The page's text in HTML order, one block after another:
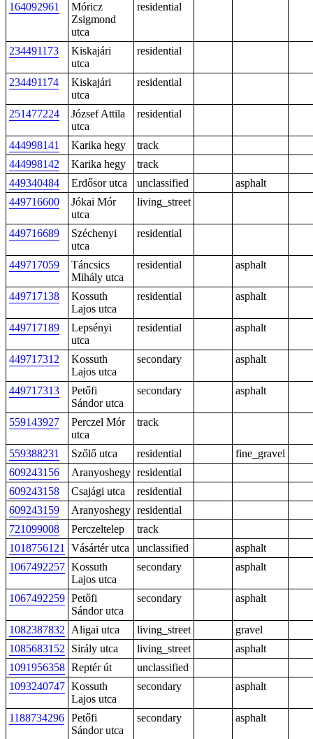
164092961
Móricz
Zsigmond
utca
residential
234491173
Kiskajári
utca
residential
234491174
Kiskajári
utca
residential
251477224
József Attila
utca
residential
444998141 Karika hegy
track
444998142
Karika hegy
track
449340484
Erdősor utca unclassified
asphalt
449716600
Jókai Mór
utca
living_street
449716689
Széchenyi
utca
residential
449717059
Táncsics
Mihály utca
residential asphalt
449717138
Kossuth
Lajos utca
residential asphalt
449717189
Lepsényi
utca
residential asphalt
449717312
Kossuth
Lajos utca
secondary asphalt
449717313
Petőfi
Sándor utca
secondary asphalt
559143927
Perczel Mór
utca
track
559388231 Szőlő utca residential
fine_gravel
609243156
Aranyoshegy residential
609243158
Csajági utca
residential
609243159
Aranyoshegy residential
721099008
Perczeltelep
track
1018756121
Vásártér utca unclassified
asphalt
1067492257 Kossuth
Lajos utca
secondary asphalt
1067492259 Petőfi
Sándor utca
secondary asphalt
1082387832 Aligai utca living_street
gravel
1085683152
Sirály utca living_street
asphalt
1091956358 Reptér út
unclassified
1093240747 Kossuth
Lajos utca
secondary asphalt
1188734296 Petőfi
Sándor utca
secondary asphalt